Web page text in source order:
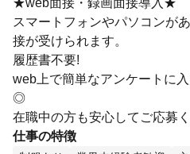
★web面接・録画面接導入★
スマートフォンやパソコンが
接が受けられます。
履歴書不要!
web上で簡単なアンケートに
◎
在職中の方も安心してご応募く
仕事の特徴